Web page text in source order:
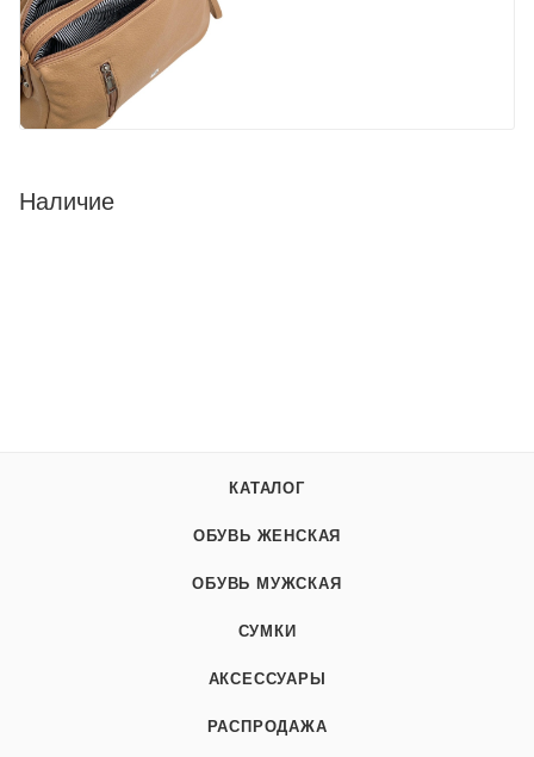
Наличие
КАТАЛОГ
ОБУВЬ ЖЕНСКАЯ
ОБУВЬ МУЖСКАЯ
СУМКИ
АКСЕССУАРЫ
РАСПРОДАЖА